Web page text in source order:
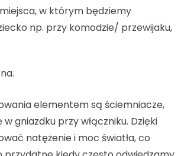
w którym będziemy
np. przy komodzie/ przewijaku,
elementem są ściemniacze,
gniazdku przy włączniku. Dzięki
natężenie i moc światła, co